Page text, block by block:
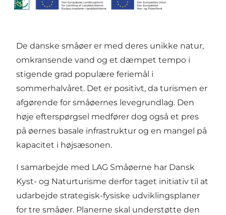
De danske småøer er med deres unikke natur,
omkransende vand og et dæmpet tempo i
stigende grad populære feriemål i
sommerhalvåret. Det er positivt, da turismen er
afgørende for småøernes levegrundlag. Den
høje efterspørgsel medfører dog også et pres
på øernes basale infrastruktur og en mangel på
kapacitet i højsæsonen.
I samarbejde med LAG Småøerne har Dansk
Kyst- og Naturturisme derfor taget initiativ til at
udarbejde strategisk-fysiske udviklingsplaner
for tre småøer. Planerne skal understøtte den